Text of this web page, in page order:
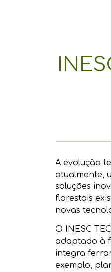
A evolução
atualmente,
soluções
florestais
novas
O INESC
adaptado à
integra
exemplo,